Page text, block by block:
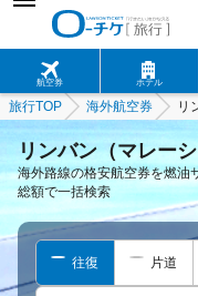
航空券 ホテル
旅行TOP 海外航空券 リ
リンバン（マレー
海外路線の格安航空券を燃油
総額で一括検索
往復 片道